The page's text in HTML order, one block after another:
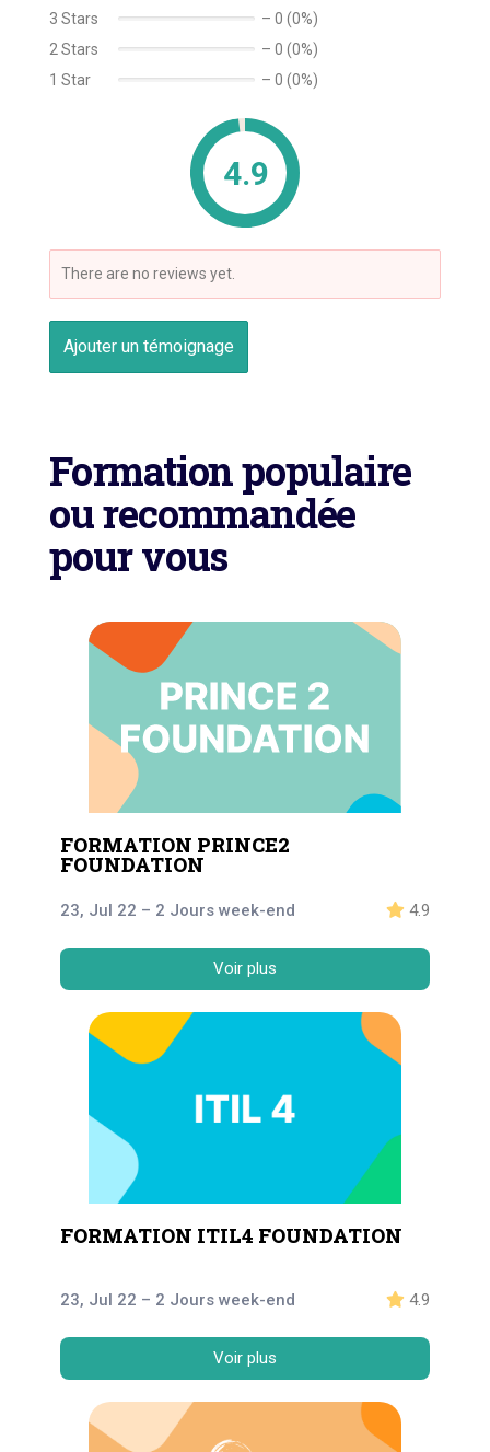
3 Stars – 0 (0%)
2 Stars
– 0 (0%)
1 Star
– 0 (0%)
4.9
There are no reviews yet.
Ajouter un témoignage
Formation populaire
ou recommandée
pour vous
FORMATION PRINCE2
FOUNDATION
23, Jul 22 – 2 Jours week-end 4.9
Voir plus
FORMATION ITIL4 FOUNDATION
23, Jul 22 – 2 Jours week-end 4.9
Voir plus